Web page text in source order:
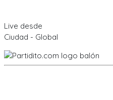
Live desde
Ciudad - Global